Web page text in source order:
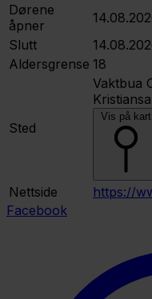
Dørene
åpner
Slutt
Aldersgrense 18
Sted
Vaktbua
Vis på kart
Nettside
https://
Facebook